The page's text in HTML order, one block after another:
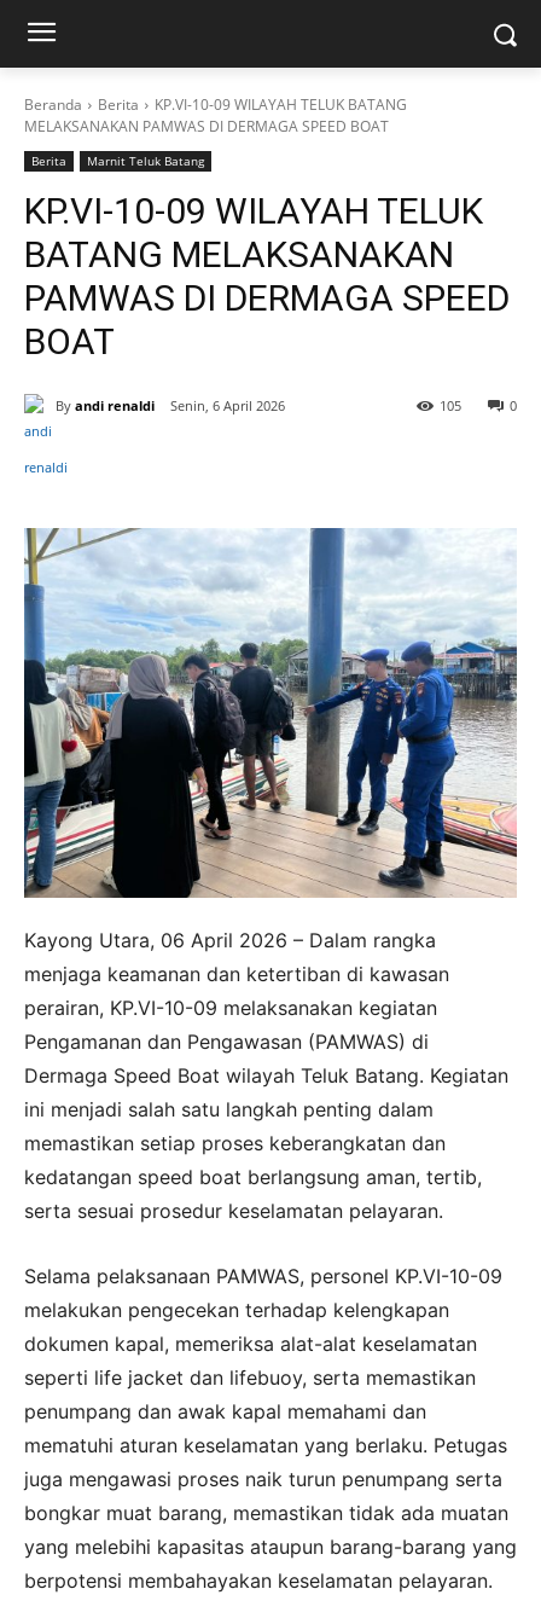
Beranda Berita
KP.VI-10-09 WILAYAH TELUK BATANG
MELAKSANAKAN PAMWAS DI DERMAGA SPEED BOAT
Berita Marnit Teluk Batang
KP.VI-10-09 WILAYAH TELUK
BATANG MELAKSANAKAN
PAMWAS DI DERMAGA SPEED
BOAT
By andi renaldi Senin, 6 April 2026 0
105
Kayong Utara, 06 April 2026 – Dalam rangka
menjaga keamanan dan ketertiban di kawasan
perairan, KP.VI-10-09 melaksanakan kegiatan
Pengamanan dan Pengawasan (PAMWAS) di
Dermaga Speed Boat wilayah Teluk Batang. Kegiatan
ini menjadi salah satu langkah penting dalam
memastikan setiap proses keberangkatan dan
kedatangan speed boat berlangsung aman, tertib,
serta sesuai prosedur keselamatan pelayaran.
Selama pelaksanaan PAMWAS, personel KP.VI-10-09
melakukan pengecekan terhadap kelengkapan
dokumen kapal, memeriksa alat-alat keselamatan
seperti life jacket dan lifebuoy, serta memastikan
penumpang dan awak kapal memahami dan
mematuhi aturan keselamatan yang berlaku. Petugas
juga mengawasi proses naik turun penumpang serta
bongkar muat barang, memastikan tidak ada muatan
yang melebihi kapasitas ataupun barang-barang yang
berpotensi membahayakan keselamatan pelayaran.